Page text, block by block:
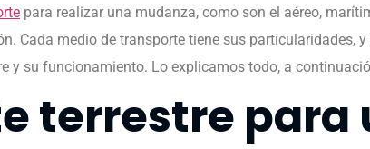
para realizar una mudanza, como son el aéreo,
Cada medio de transporte tiene sus particularidades, y
y su funcionamiento. Lo explicamos todo, a
terrestre para